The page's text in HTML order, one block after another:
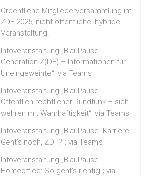
Ordentliche Mitgliederversammlung im
ZDF 2025; nicht öffentliche, hybride
Veranstaltung.
Infoveranstaltung „BlauPause:
Generation Z(DF) – Informationen für
Uneingeweihte“; via Teams
Infoveranstaltung „BlauPause:
Öffentlich-rechtlicher Rundfunk – sich
wehren mit Wahrhaftigkeit“; via Teams
Infoveranstaltung „BlauPause: Karriere:
Geht’s noch, ZDF?“; via Teams
Infoveranstaltung „BlauPause:
Homeoffice: So geht’s richtig“; via